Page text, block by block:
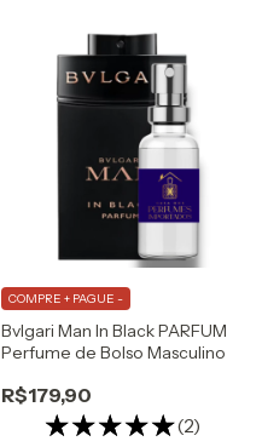
Bvlgari Man In Black PARFUM
Perfume de Bolso Masculino
R$179,90
(2)
COMPRE + PAGUE -